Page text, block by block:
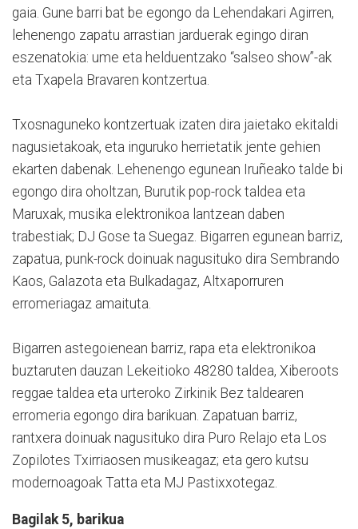
gaia. Gune barri bat be egongo da Lehendakari Agirren,
lehenengo zapatu arrastian jarduerak egingo diran
eszenatokia: ume eta helduentzako “salseo show”-ak
eta Txapela Bravaren kontzertua.
Txosnaguneko kontzertuak izaten dira jaietako ekitaldi
nagusietakoak, eta inguruko herrietatik jente gehien
ekarten dabenak. Lehenengo egunean Iruñeako talde bi
egongo dira oholtzan, Burutik pop-rock taldea eta
Maruxak, musika elektronikoa lantzean daben
trabestiak; DJ Gose ta Suegaz. Bigarren egunean barriz,
zapatua, punk-rock doinuak nagusituko dira Sembrando
Kaos, Galazota eta Bulkadagaz, Altxaporruren
erromeriagaz amaituta.
Bigarren astegoienean barriz, rapa eta elektronikoa
buztaruten dauzan Lekeitioko 48280 taldea, Xiberoots
reggae taldea eta urteroko Zirkinik Bez taldearen
erromeria egongo dira barikuan. Zapatuan barriz,
rantxera doinuak nagusituko dira Puro Relajo eta Los
Zopilotes Txirriaosen musikeagaz; eta gero kutsu
modernoagoak Tatta eta MJ Pastixxotegaz.
Bagilak 5, barikua